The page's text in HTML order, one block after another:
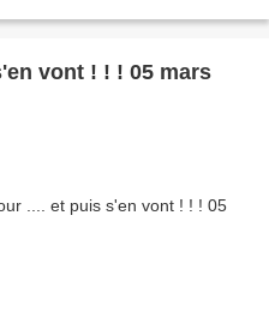
vont ! ! ! 05 mars